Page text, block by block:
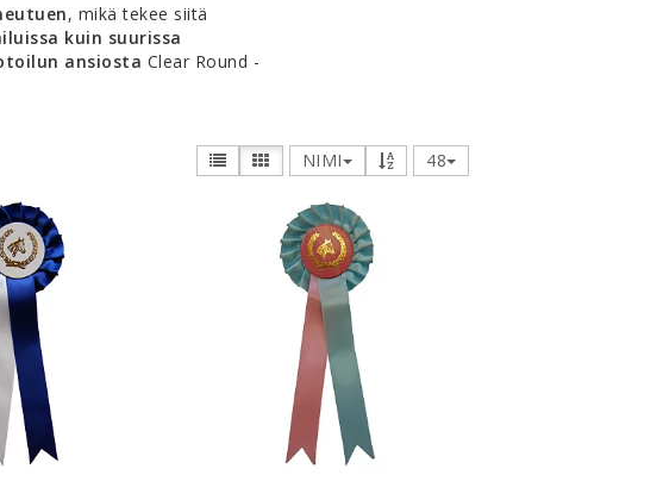
, mikä tekee siitä
kuin suurissa
ansiosta Clear Round -
NIMI 48